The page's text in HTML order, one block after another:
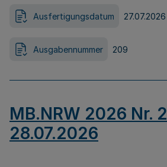
Ausfertigungsdatum 27.07.2026
Ausgabennummer 209
MB.NRW 2026 Nr.
28.07.2026